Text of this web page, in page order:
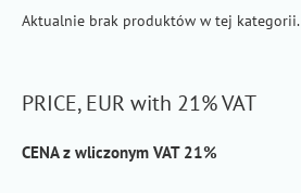
PRICE, EUR with 21% VAT
CENA z wliczonym VAT 21%
Aktualnie brak produktów w tej kategorii.